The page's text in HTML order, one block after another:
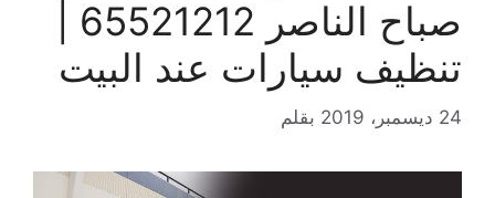
تنظيف سيارات عند البيت
24 ديسمبر، 2019 بقلم